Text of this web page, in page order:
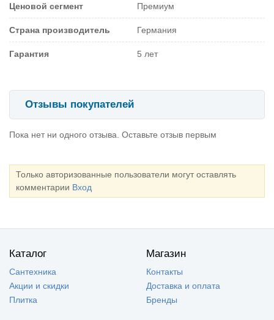
Ценовой сегмент Премиум
Страна производитель Германия
Гарантия 5 лет
Отзывы покупателей
Пока нет ни одного отзыва. Оставьте отзыв первым
Только авторизованные пользователи могут оставлять
комментарии Вход
Каталог
Сантехника
Акции и скидки
Плитка
Магазин
Контакты
Доставка и оплата
Бренды